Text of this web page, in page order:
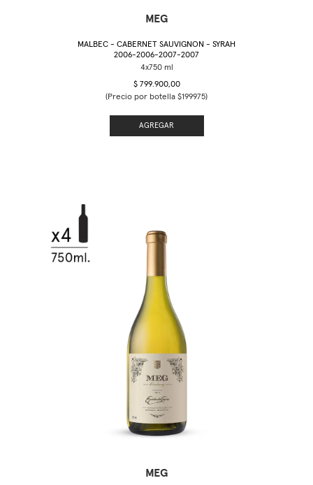
MEG
MALBEC - CABERNET SAUVIGNON - SYRAH
2006-2006-2007-2007
$ 799.900,00
(Precio por botella $199975)
AGREGAR
MEG